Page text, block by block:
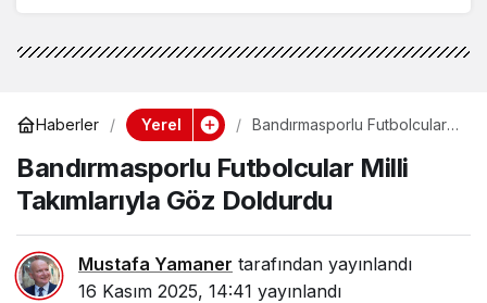
Haberler Yerel
Bandırmasporlu Futbolcular
Doldurdu
Bandırmasporlu Futbolcular Milli
Takımlarıyla Göz Doldurdu
Mustafa Yamaner tarafından yayınlandı
16 Kasım 2025, 14:41 yayınlandı